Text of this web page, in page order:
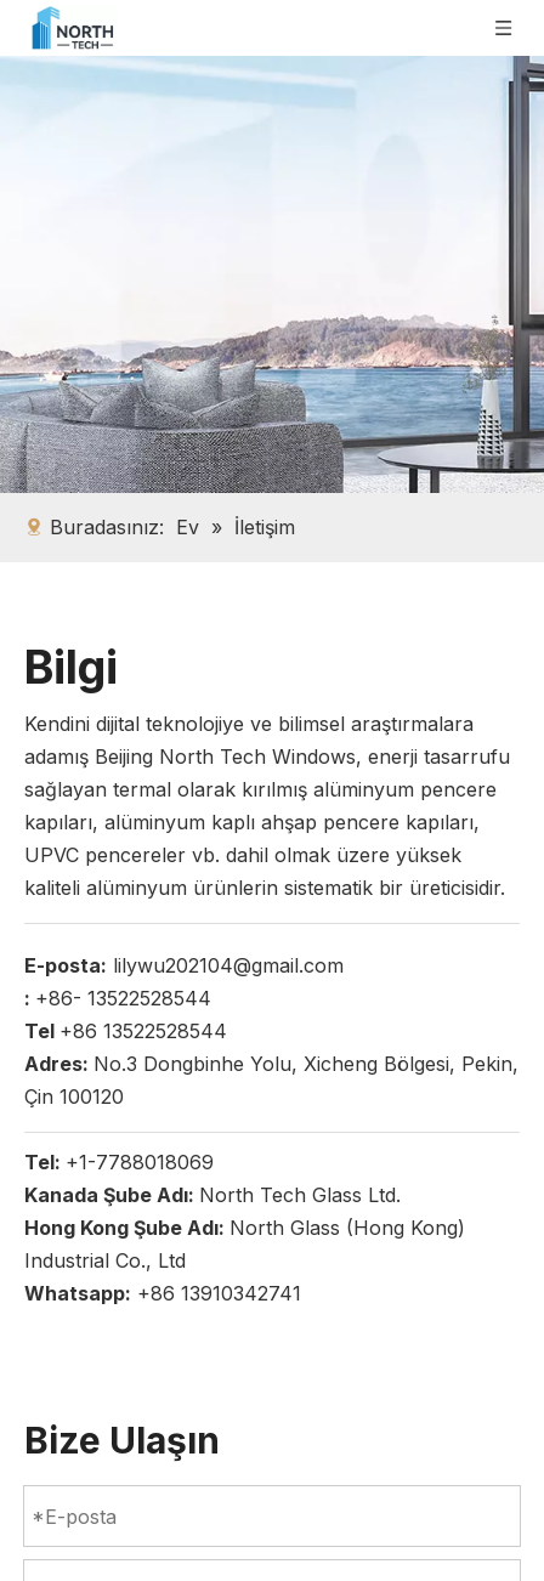
Buradasınız: Ev » İletişim
Bilgi
Kendini dijital teknolojiye ve bilimsel araştırmalara
adamış Beijing North Tech Windows, enerji tasarrufu
sağlayan termal olarak kırılmış alüminyum pencere
kapıları, alüminyum kaplı ahşap pencere kapıları,
UPVC pencereler vb. dahil olmak üzere yüksek
kaliteli alüminyum ürünlerin sistematik bir üreticisidir.
E-posta: lilywu202104@gmail.com
: +86- 13522528544
Tel +86 13522528544
Adres: No.3 Dongbinhe Yolu, Xicheng Bölgesi, Pekin,
Çin 100120
Tel: +1-7788018069
Kanada Şube Adı: North Tech Glass Ltd.
Hong Kong Şube Adı: North Glass (Hong Kong)
Industrial Co., Ltd
Whatsapp: +86 13910342741
Bize Ulaşın